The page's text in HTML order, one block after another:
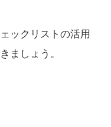
ックリストの活用
ましょう。